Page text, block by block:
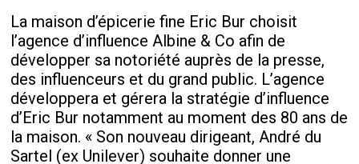
La maison d’épicerie fine Eric Bur choisit
l’agence d’influence Albine & Co afin de
développer sa notoriété auprès de la presse,
des influenceurs et du grand public. L’agence
développera et gérera la stratégie d’influence
d’Eric Bur notamment au moment des 80 ans de
la maison. « Son nouveau dirigeant, André du
Sartel (ex Unilever) souhaite donner une